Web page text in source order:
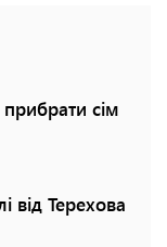
сім
від Терехова